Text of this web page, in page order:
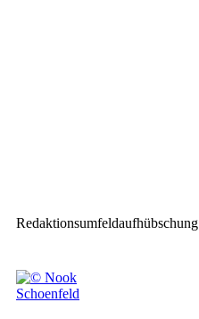
Redaktionsumfeldaufhübschung